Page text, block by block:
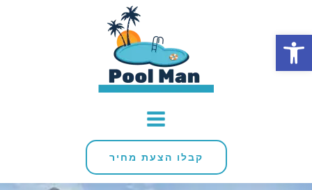
פתח סרגל נגישות
קבלו הצעת מחיר